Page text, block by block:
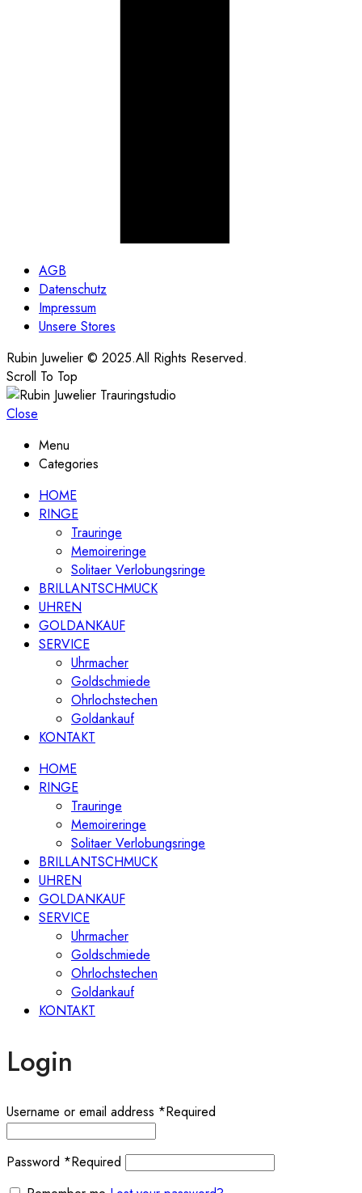
AGB
Datenschutz
Impressum
Unsere Stores
Rubin Juwelier © 2025.All Rights Reserved.
Scroll To Top
Close
Menu
Categories
HOME
RINGE
Trauringe
Memoireringe
Solitaer Verlobungsringe
BRILLANTSCHMUCK
UHREN
GOLDANKAUF
SERVICE
Uhrmacher
Goldschmiede
Ohrlochstechen
Goldankauf
KONTAKT
HOME
RINGE
Trauringe
Memoireringe
Solitaer Verlobungsringe
BRILLANTSCHMUCK
UHREN
GOLDANKAUF
SERVICE
Uhrmacher
Goldschmiede
Ohrlochstechen
Goldankauf
KONTAKT
Login
Username or email address *Required
Password *Required